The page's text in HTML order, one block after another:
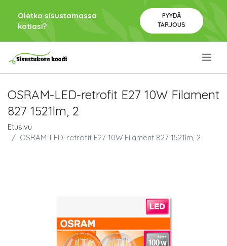
Oletko sisustamassa
kotiasi?
PYYDÄ
TARJOUS
OSRAM-LED-retrofit E27 10W Filament
827 1521lm, 2
Etusivu
OSRAM-LED-retrofit E27 10W Filament 827 1521lm, 2